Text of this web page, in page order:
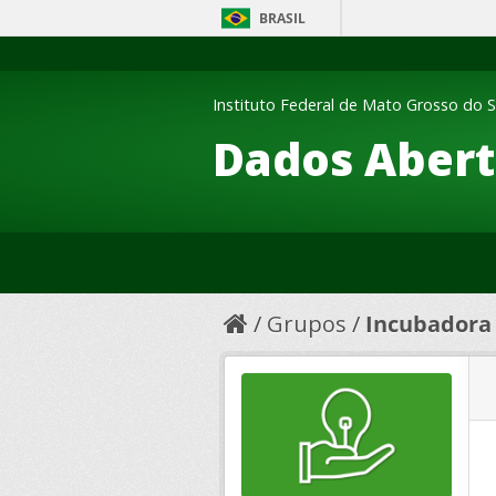
BRASIL
Dados
Instituto Federal de Mato Grosso do
Grupos Incubadora